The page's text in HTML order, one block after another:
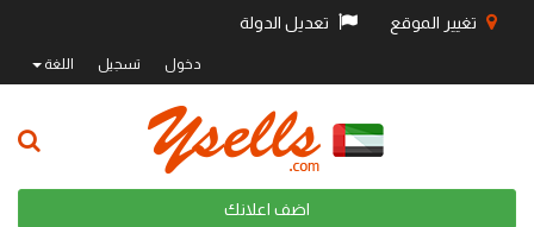
تغيير الموقع تعديل الدولة
دخول تسجيل اللغة
اضف اعلانك